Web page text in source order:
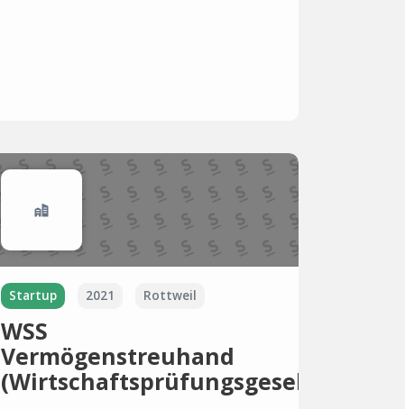
Startup 2021 Rottweil
WSS
Vermögenstreuhand
(Wirtschaftsprüfungsgesellschaft)